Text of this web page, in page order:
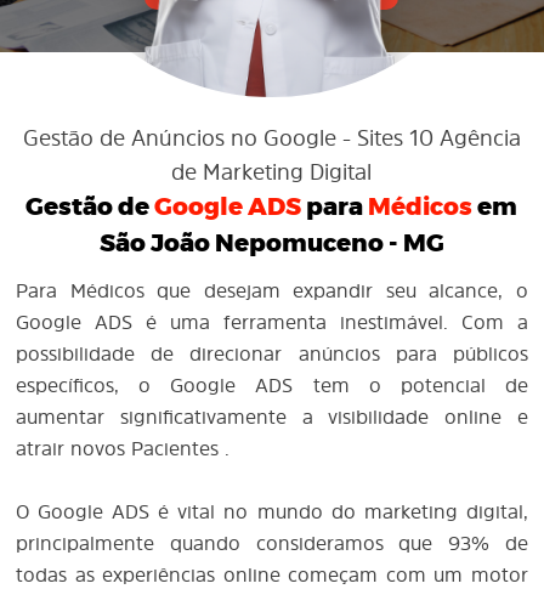
Gestão de Anúncios no Google - Sites 10 Agência
de Marketing Digital
Gestão deGoogle ADS para Médicos em
São João Nepomuceno - MG
Para Médicos que desejam expandir seu alcance, o
Google ADS é uma ferramenta inestimável. Com a
possibilidade de direcionar anúncios para públicos
específicos, o Google ADS tem o potencial de
aumentar significativamente a visibilidade online e
atrair novos Pacientes .
O Google ADS é vital no mundo do marketing digital,
principalmente quando consideramos que 93% de
todas as experiências online começam com um motor